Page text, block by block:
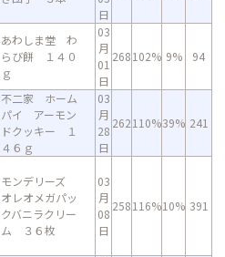
日
あわしま堂 わ
らび餅 １４０
ｇ
03
月
01
日
268102% 9% 94
不二家 ホーム
パイ アーモン
ドクッキー １
４６ｇ
03
月
28
日
262110%39% 241
モンデリーズ
オレオメガパッ
クバニラクリー
ム ３６枚
03
月
08
日
258116%10% 391